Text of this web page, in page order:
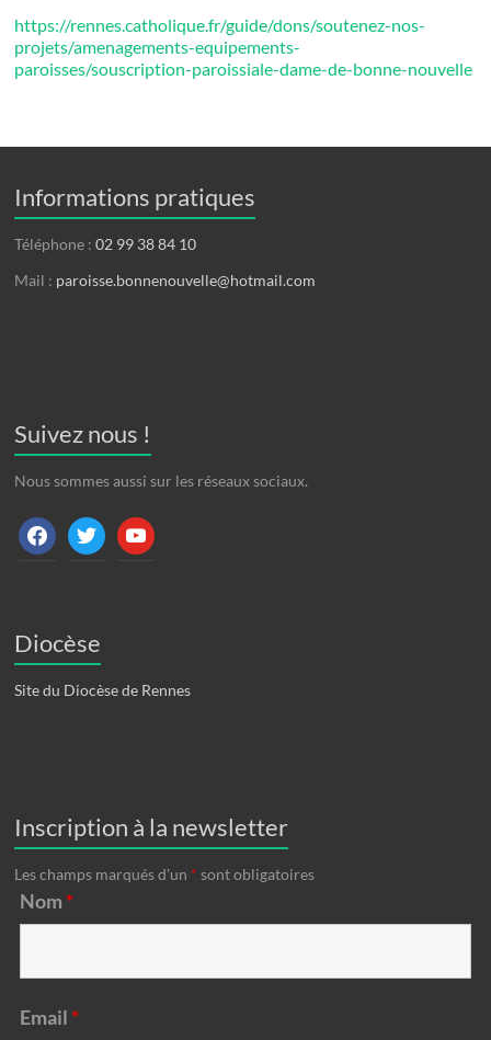
https://rennes.catholique.fr/guide/dons/soutenez-nos-
projets/amenagements-equipements-
paroisses/souscription-paroissiale-dame-de-bonne-nouvelle
Informations pratiques
Téléphone :02 99 38 84 10
Mail : paroisse.bonnenouvelle@hotmail.com
Suivez nous !
Nous sommes aussi sur les réseaux sociaux.
facebooktwitter youtube
Diocèse
Site du Diocèse de Rennes
Inscription à la newsletter
Les champs marqués d’un * sont obligatoires
Nom *
Email *